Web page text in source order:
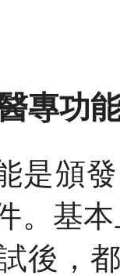
專功
是頒
。基
後，